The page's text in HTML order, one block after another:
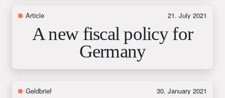
Article 21. July 2021
A new fiscal policy for
Germany
Geldbrief 30. January 2021